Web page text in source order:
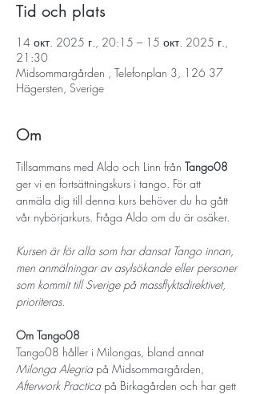
Tid och plats
14 окт. 2025 г., 20:15 – 15 окт. 2025 г.,
21:30
Midsommargården , Telefonplan 3, 126 37
Hägersten, Sverige
Om
Tillsammans med Aldo och Linn från Tango08
ger vi en fortsättningskurs i tango. För att
anmäla dig till denna kurs behöver du ha gått
vår nybörjarkurs. Fråga Aldo om du är osäker.
Kursen är för alla som har dansat Tango innan,
men anmälningar av asylsökande eller personer
som kommit till Sverige på massflyktsdirektivet,
prioriteras.
Om Tango08
Tango08 håller i Milongas, bland annat
Milonga Alegria på Midsommargården,
Afterwork Practica på Birkagården och har gett